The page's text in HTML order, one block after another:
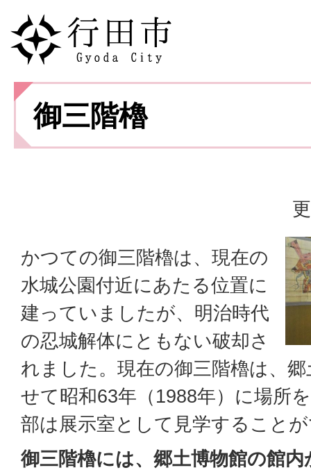
御三階櫓
かつての御三階櫓は、現在の
水城公園付近にあたる位置に
建っていましたが、明治時代
の忍城解体にともない破却さ
れました。現在の御三階櫓は、
せて昭和63年（1988年）に場所
部は展示室として見学すること
御三階櫓には、郷土博物館の館